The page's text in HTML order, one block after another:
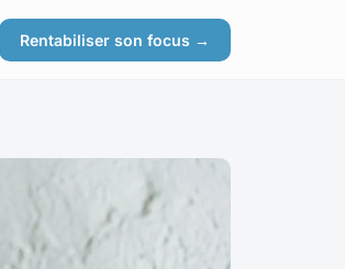
Rentabiliser son focus →